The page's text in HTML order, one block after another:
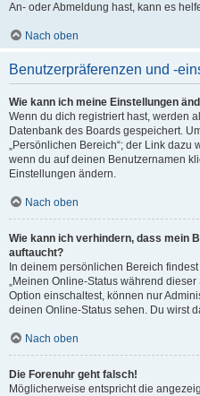
An- oder Abmeldung hast, kann es
Nach oben
Benutzerpräferenzen und -
Wie kann ich meine Einstellungen
Wenn du dich registriert hast, werden
Datenbank des Boards gespeichert.
„Persönlichen Bereich“; der Link dazu
wenn du auf deinen Benutzernamen
Einstellungen ändern.
Nach oben
Wie kann ich verhindern, dass mein
auftaucht?
In deinem persönlichen Bereich
„Meinen Online-Status während
Option einschaltest, können nur
deinen Online-Status sehen. Du wirst
Nach oben
Die Forenuhr geht falsch!
Möglicherweise entspricht die